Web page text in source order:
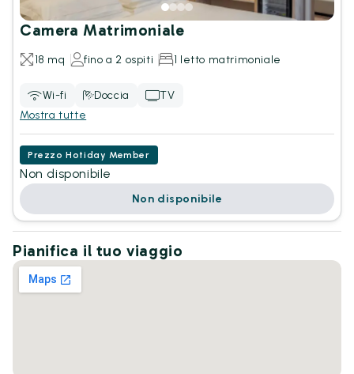
Camera Matrimoniale
18 mq fino a 2 ospiti 1 letto matrimoniale
Wi-fi Doccia
TV
Mostra tutte
Prezzo Hotiday Member
Non disponibile
Non disponibile
Pianifica il tuo viaggio